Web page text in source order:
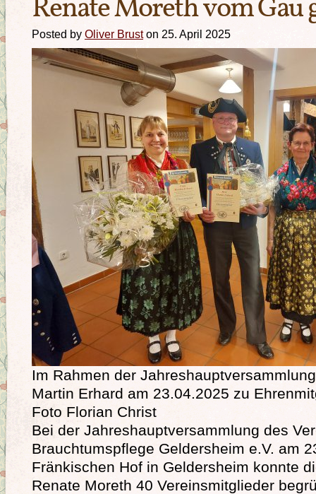
Renate Moreth vom Gau
Posted by Oliver Bruston 25. April 2025
Im Rahmen der
Martin Erhard am 23.04.2025 zu
Foto Florian Christ
Bei der Jahreshauptversammlung des
Brauchtumspflege Geldersheim e.V. am
Fränkischen Hof in Geldersheim konnte
Renate Moreth 40 Vereinsmitglieder